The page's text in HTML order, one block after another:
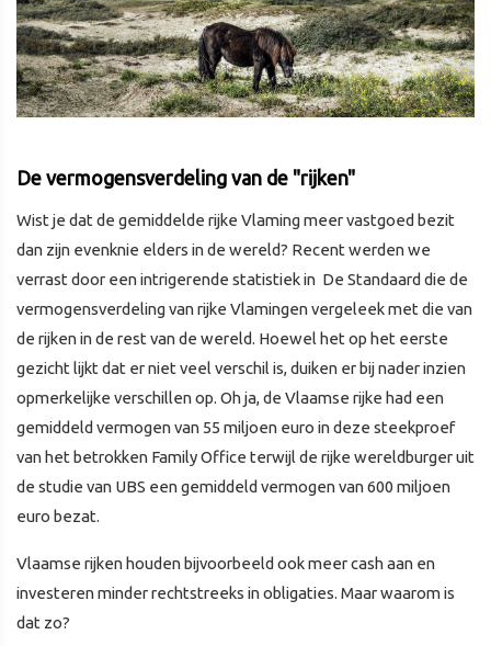
De vermogensverdeling van de "rijken"
Wist je dat de gemiddelde rijke Vlaming meer vastgoed bezit
dan zijn evenknie elders in de wereld? Recent werden we
verrast door een intrigerende statistiek in De Standaard die de
vermogensverdeling van rijke Vlamingen vergeleek met die van
de rijken in de rest van de wereld. Hoewel het op het eerste
gezicht lijkt dat er niet veel verschil is, duiken er bij nader inzien
opmerkelijke verschillen op. Oh ja, de Vlaamse rijke had een
gemiddeld vermogen van 55 miljoen euro in deze steekproef
van het betrokken Family Office terwijl de rijke wereldburger uit
de studie van UBS een gemiddeld vermogen van 600 miljoen
euro bezat.
Vlaamse rijken houden bijvoorbeeld ook meer cash aan en
investeren minder rechtstreeks in obligaties. Maar waarom is
dat zo?